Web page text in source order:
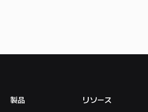
製品 リソース